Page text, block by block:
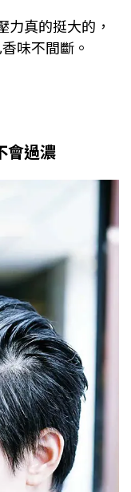
真的挺大的，
味不間斷。
會過濃